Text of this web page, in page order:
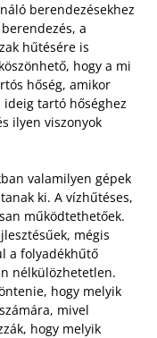
berendezésekhez
berendezés, a
hűtésére is
hogy a mi
hőség, amikor
tartó hőséghez
ilyen viszonyok
valamilyen gépek
ki. A vízhűtéses,
működtethetőek.
mégis
a folyadékhűtő
nélkülözhetetlen.
hogy melyik
mivel
hogy melyik